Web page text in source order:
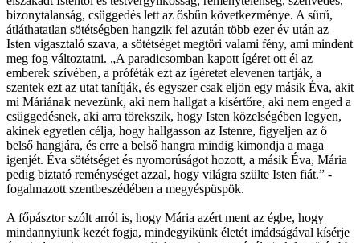
bizonytalanság, csüggedés lett az ősbűn következménye. A sűrű,
átláthatatlan sötétségben hangzik fel azután több ezer év után az
Isten vigasztaló szava, a sötétséget megtöri valami fény, ami mindent
meg fog változtatni. „A paradicsomban kapott ígéret ott él az
emberek szívében, a próféták ezt az ígéretet elevenen tartják, a
szentek ezt az utat tanítják, és egyszer csak eljön egy másik Éva, akit
mi Máriának nevezünk, aki nem hallgat a kísértőre, aki nem enged a
csüggedésnek, aki arra törekszik, hogy Isten közelségében legyen,
akinek egyetlen célja, hogy hallgasson az Istenre, figyeljen az ő
belső hangjára, és erre a belső hangra mindig kimondja a maga
igenjét. Éva sötétséget és nyomorúságot hozott, a másik Éva, Mária
pedig biztató reménységet azzal, hogy világra szülte Isten fiát.” -
fogalmazott szentbeszédében a megyéspüspök.
A főpásztor szólt arról is, hogy Mária azért ment az égbe, hogy
mindannyiunk kezét fogja, mindegyikünk életét imádságával kísérje